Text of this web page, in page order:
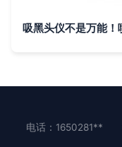
电话：1650281**